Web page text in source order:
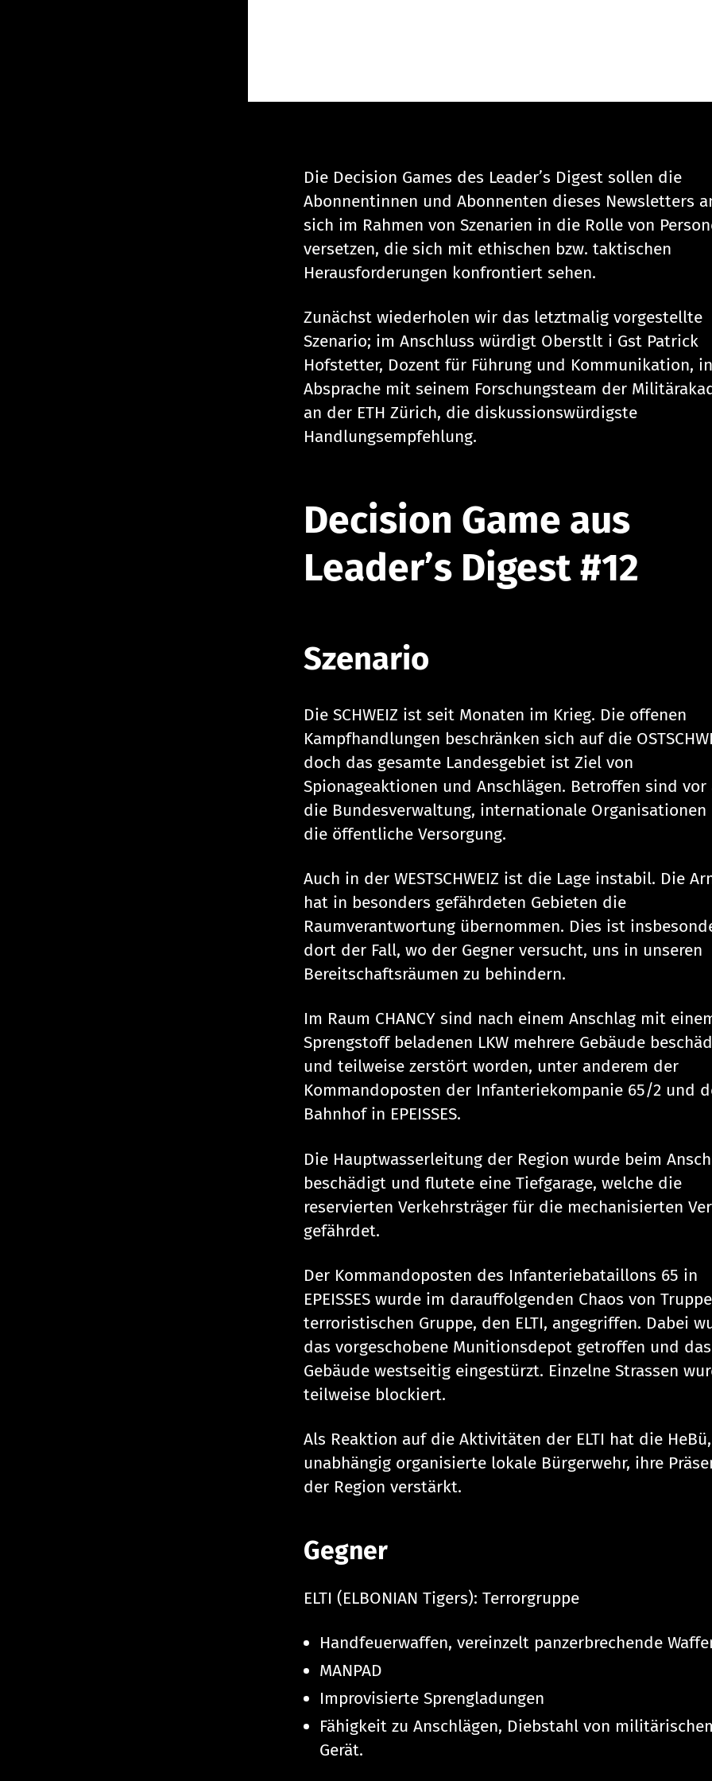
Die Decision Games des Leader’s Digest sollen die
Abonnentinnen und Abonnenten dieses Newsletters
sich im Rahmen von Szenarien in die Rolle von
versetzen, die sich mit ethischen bzw. taktischen
Herausforderungen konfrontiert sehen.
Zunächst wiederholen wir das letztmalig vorgestellte
Szenario; im Anschluss würdigt Oberstlt i Gst Patrick
Hofstetter, Dozent für Führung und Kommunikation, in
Absprache mit seinem Forschungsteam der
an der ETH Zürich, die diskussionswürdigste
Handlungsempfehlung.
Decision Game aus
Leader’s Digest #12
Szenario
Die SCHWEIZ ist seit Monaten im Krieg. Die offenen
Kampfhandlungen beschränken sich auf die
doch das gesamte Landesgebiet ist Ziel von
Spionageaktionen und Anschlägen. Betroffen sind vor
die Bundesverwaltung, internationale Organisationen
die öffentliche Versorgung.
Auch in der WESTSCHWEIZ ist die Lage instabil. Die
hat in besonders gefährdeten Gebieten die
Raumverantwortung übernommen. Dies ist
dort der Fall, wo der Gegner versucht, uns in unseren
Bereitschaftsräumen zu behindern.
Im Raum CHANCY sind nach einem Anschlag mit
Sprengstoff beladenen LKW mehrere Gebäude
und teilweise zerstört worden, unter anderem der
Kommandoposten der Infanteriekompanie 65/2 und
Bahnhof in EPEISSES.
Die Hauptwasserleitung der Region wurde beim
beschädigt und flutete eine Tiefgarage, welche die
reservierten Verkehrsträger für die mechanisierten
gefährdet.
Der Kommandoposten des Infanteriebataillons 65 in
EPEISSES wurde im darauffolgenden Chaos von
terroristischen Gruppe, den ELTI, angegriffen. Dabei
das vorgeschobene Munitionsdepot getroffen und das
Gebäude westseitig eingestürzt. Einzelne Strassen
teilweise blockiert.
Als Reaktion auf die Aktivitäten der ELTI hat die
unabhängig organisierte lokale Bürgerwehr, ihre
der Region verstärkt.
Gegner
ELTI (ELBONIAN Tigers): Terrorgruppe
Handfeuerwaffen, vereinzelt panzerbrechende
MANPAD
Improvisierte Sprengladungen
Fähigkeit zu Anschlägen, Diebstahl von
Gerät.